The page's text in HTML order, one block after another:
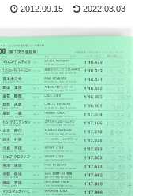
2012.09.15 2022.03.03